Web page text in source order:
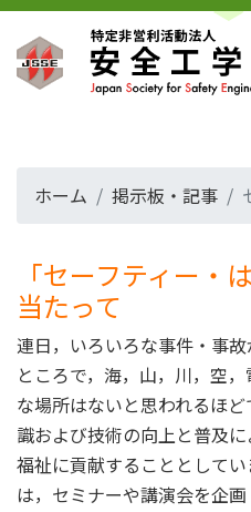
ホーム 掲示板・記事
「セーフティー・
当たって
連日，いろいろな事件・事
ところで，海，山，川，空
な場所はないと思われるほ
識および技術の向上と普及
福祉に貢献することとして
は，セミナーや講演会を企